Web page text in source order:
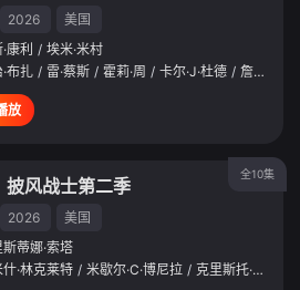
2026
美国
康利 / 埃米·米村
布扎 / 雷·蔡斯 / 霍莉·周 / 卡尔·J·杜德 / 詹妮弗·黑尔
放
全10集
披风战士第二季
2026
美国
蒂娜·索塔
什·林克莱特 / 米歇尔·C·博尼拉 / 克里斯托·乔伊·布朗